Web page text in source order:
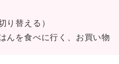
り替える）
んを食べに行く、お買い物